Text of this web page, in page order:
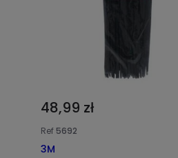
48,99 zł
Ref 5692
3M